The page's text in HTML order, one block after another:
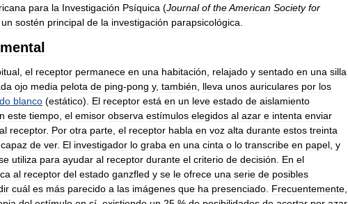
para la Investigación Psíquica (Journal of theAmerican Society for
un sostén principal de la investigación parapsicológica.
, el receptor permanece en una habitación, relajado y sentado en una silla
ojo media pelota de ping-pong y, también, lleva unos auriculares por los
blanco (estático). El receptor está en un leve estado de aislamiento
este tiempo, el emisor observa estímulos elegidos al azar e intenta enviar
al receptor. Por otra parte, el receptor habla en voz alta durante estos treinta
capaz de ver. El investigador lo graba en una cinta o lo transcribe en papel, y
utiliza para ayudar al receptor durante el criterio de decisión. En el
al receptor del estado ganzfled y se le ofrece una serie de posibles
cuál es más parecido a las imágenes que ha presenciado. Frecuentemente,